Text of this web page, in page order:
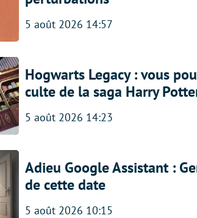
5 août 2026 14:57
Hogwarts Legacy : vous
culte de la saga Harry
5 août 2026 14:23
Adieu Google Assistant :
de cette date
5 août 2026 10:15